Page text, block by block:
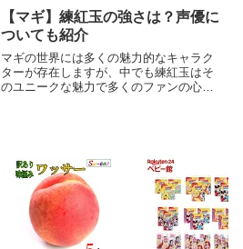
とする魔導士です。ヤムライハの外見ヤ
ムライハは黒い帽子を被り...
【マギ】練紅玉の強さは？声優に
ついても紹介
マギの世界には多くの魅力的なキャラク
ターが存在しますが、中でも練紅玉はそ
のユニークな魅力で多くのファンの心を